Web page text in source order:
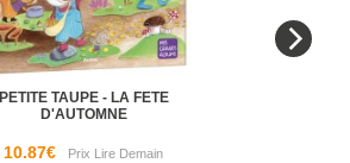
PETITE TAUPE - LA FETE
D'AUTOMNE
10.87€